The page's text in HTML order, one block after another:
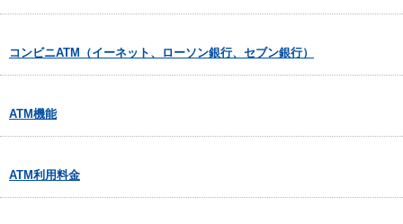
コンビニATM（イーネット、ローソン銀行、セブン銀行）
ATM機能
ATM利用料金